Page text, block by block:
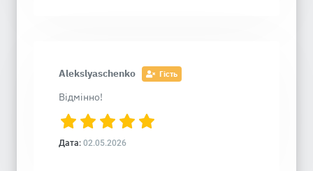
Alekslyaschenko Гість
Відмінно!
Дата: 02.05.2026